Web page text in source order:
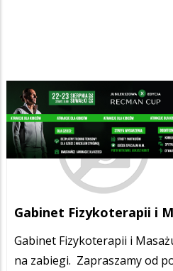
Gabinet Fizykoterapii i
Gabinet Fizykoterapii i
na zabiegi. Zapraszamy od